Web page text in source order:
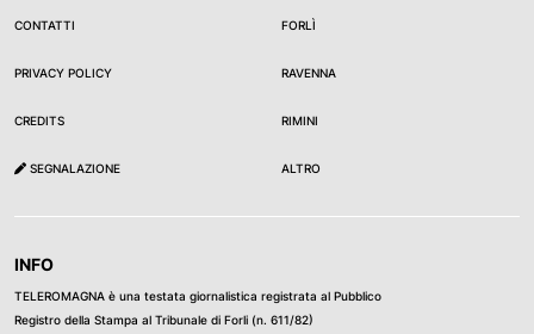
CONTATTI
PRIVACY POLICY
CREDITS
SEGNALAZIONE
FORLÌ
RAVENNA
RIMINI
ALTRO
INFO
TELEROMAGNA è una testata giornalistica registrata al Pubblico
Registro della Stampa al Tribunale di Forli (n. 611/82)